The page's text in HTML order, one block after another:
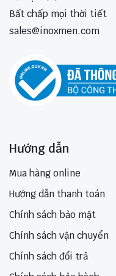
Bất chấp mọi thời tiết
sales@inoxmen.com
Hướng dẫn
Mua hàng online
Hướng dẫn thanh toán
Chính sách bảo mật
Chính sách vận chuyển
Chính sách đổi trả